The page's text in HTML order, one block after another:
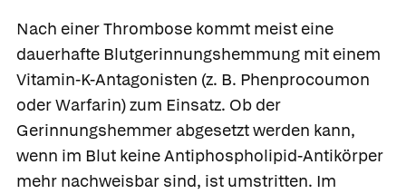
Nach einer Thrombose kommt meist eine
dauerhafte Blutgerinnungshemmung mit einem
Vitamin-K-Antagonisten (z. B. Phenprocoumon
oder Warfarin) zum Einsatz. Ob der
Gerinnungshemmer abgesetzt werden kann,
wenn im Blut keine Antiphospholipid-Antikörper
mehr nachweisbar sind, ist umstritten. Im